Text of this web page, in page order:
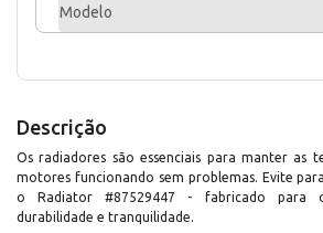
Modelo
Descrição
Os radiadores são essenciais para manter as
motores funcionando sem problemas. Evite
o Radiator #87529447 - fabricado para
durabilidade e tranquilidade.